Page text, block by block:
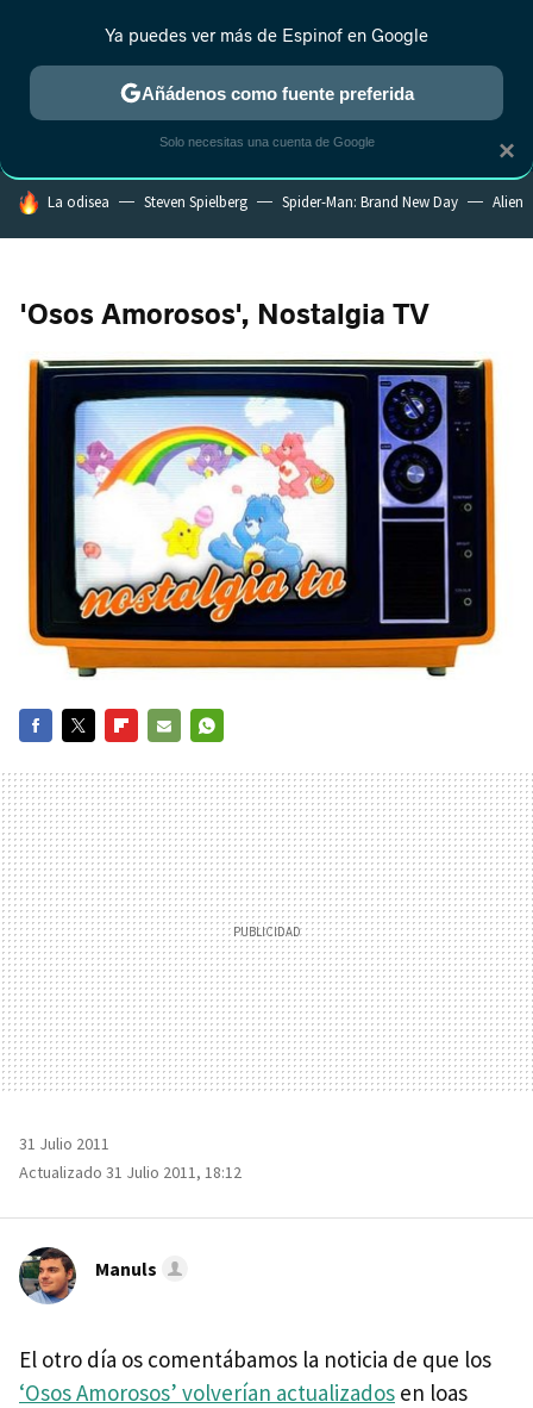
ESTRENOS REALITY ANIME RANKINGS CINE
HOY SE HABLA DE
La odisea Steven Spielberg Spider-Man: Brand New Day Alien
'Osos Amorosos', Nostalgia TV
MAIL
31 Julio 2011
Actualizado 31 Julio 2011, 18:12
Manuls
El otro día os comentábamos la noticia de que los
‘Osos Amorosos’ volverían actualizados en loas
×
Ya puedes ver más de Espinof en Google
Añádenos como fuente preferida
Solo necesitas una cuenta de Google